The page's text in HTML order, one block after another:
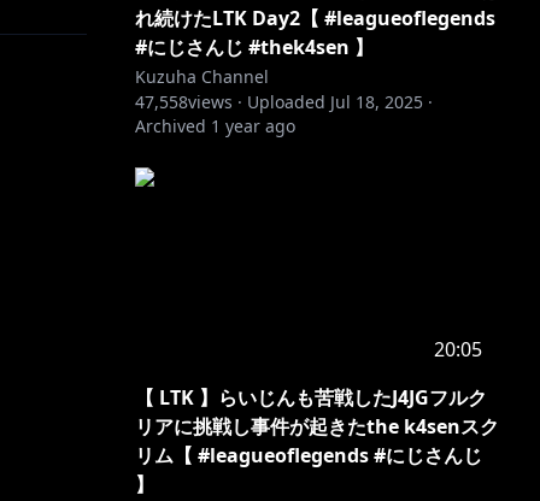
れ続けたLTK Day2【 #leagueoflegends
#にじさんじ #thek4sen 】
Kuzuha Channel
47,558views · Uploaded Jul 18, 2025 ·
Archived 1 year ago
20:05
【 LTK 】らいじんも苦戦したJ4JGフルク
リアに挑戦し事件が起きたthe k4senスク
リム【 #leagueoflegends #にじさんじ
】